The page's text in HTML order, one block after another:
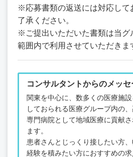
※応募書類の返送には対応して
了承ください。
※ご提出いただいた書類は当グ
範囲内で利用させていただきま
コンサルタントからのメッセ
関東を中心に、数多くの医療施設
しておられる医療グループ内の
専門病院として地域医療に貢献
ます。
患者さんとじっくり接したい方
経験を積みたい方におすすめの